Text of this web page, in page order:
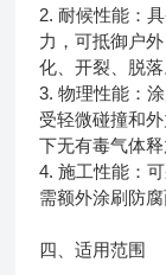
2. 耐候性能：
力，可抵御户
化、开裂、脱落
3. 物理性能：
受轻微碰撞和
下无有毒气体释
4. 施工性能：
需额外涂刷防
四、适用范围